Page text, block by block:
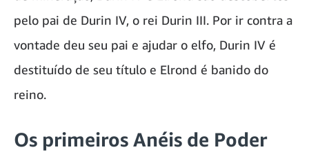
pelo pai de Durin IV, o rei Durin III. Por ir contra a
vontade deu seu pai e ajudar o elfo, Durin IV é
destituído de seu título e Elrond é banido do
reino.
Os primeiros Anéis de Poder